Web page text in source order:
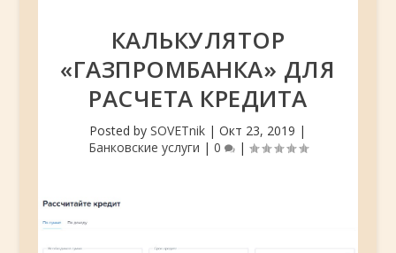
КАЛЬКУЛЯТОР
«ГАЗПРОМБАНКА» ДЛЯ
РАСЧЕТА КРЕДИТА
Posted bySOVETnik |Окт 23, 2019 |
Банковские услуги | 0 |